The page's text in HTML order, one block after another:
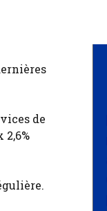
de